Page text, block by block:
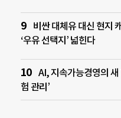
비싼 대체유 대신 현지
‘우유 선택지’ 넓힌다
AI, 지속가능경영의
험 관리’